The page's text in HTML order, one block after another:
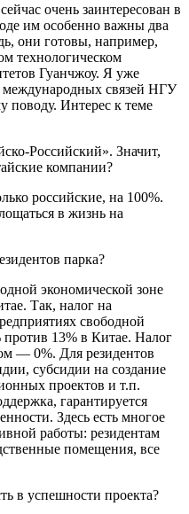
очень заинтересован в
им особенно важны два
они готовы, например,
технологическом
Гуанчжоу. Я уже
международных связей НГУ
поводу. Интерес к теме
Российский». Значит,
компании?
российские, на 100%.
в жизнь на
парка?
экономической зоне
Так, налог на
свободной
13% в Китае. Налог
― 0%. Для резидентов
субсидии на создание
проектов и т.п.
гарантируется
Здесь есть многое
работы: резидентам
помещения, все
в успешности проекта?